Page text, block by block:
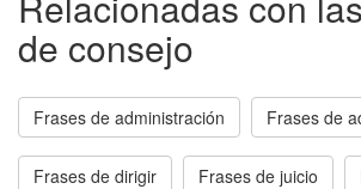
de consejo
Frases de administración Frases de
Frases de dirigir Frases de juicio